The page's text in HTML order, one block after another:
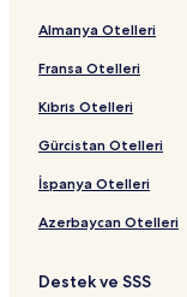
Kipu Kai Plajı
Poipu
Maniniholo Kuru
Eleele Otelleri
Kekaha Beach
Lawai Otelleri
Waimea Canyon
Almanya Otelleri
Fransa Otelleri
Kıbrıs Otelleri
Gürcistan Otelleri
İspanya Otelleri
Azerbaycan Otelleri
Destek ve SSS